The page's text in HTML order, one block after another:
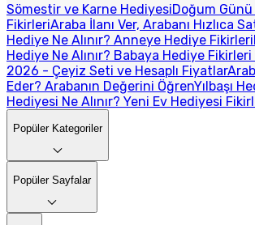
Sömestir ve Karne HediyesiDoğum
FikirleriAraba İlanı Ver, Arabanı Hızlıca
Hediye Ne Alınır? Anneye Hediye Fikirleri
Hediye Ne Alınır? Babaya Hediye Fikirleri
2026 - Çeyiz Seti ve Hesaplı Fiyatlar
Eder? Arabanın Değerini ÖğrenYılbaşı
Hediyesi Ne Alınır? Yeni Ev Hediyesi
Popüler Kategoriler
Popüler Sayfalar